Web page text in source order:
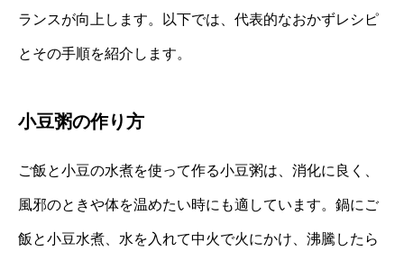
ランスが向上します。以下では、代表的なおかずレシピ
とその手順を紹介します。
小豆粥の作り方
ご飯と小豆の水煮を使って作る小豆粥は、消化に良く、
風邪のときや体を温めたい時にも適しています。鍋にご
飯と小豆水煮、水を入れて中火で火にかけ、沸騰したら